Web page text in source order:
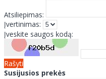
Atsiliepimas:
Įvertinimas:
Įveskite saugos kodą:
Rašyti
Susijusios prekės